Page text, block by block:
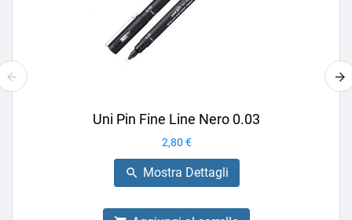
Uni Pin Fine Line Nero 0.03
Prezzo
2,80 €
 Mostra Dettagli